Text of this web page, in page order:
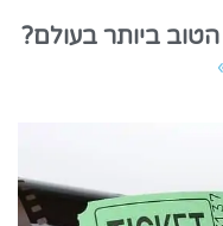
ביותר בעולם?